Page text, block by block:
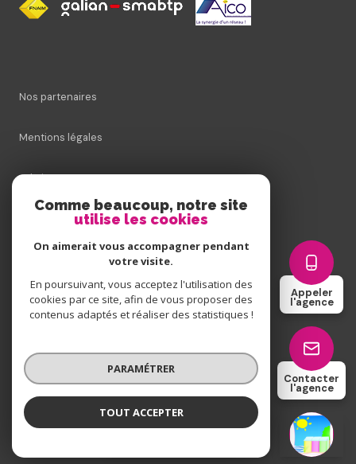
L'Agence de Rang-du-Fliers
Appeler
l'agence
Contacter
l'agence
Nos partenaires
Mentions légales
Admin
Nos honoraires
Cookies
© 2026 | Tous droits réservés
Réalisé par
Comme beaucoup, notre site
utilise les cookies
On aimerait vous accompagner pendant
votre visite.
En poursuivant, vous acceptez l'utilisation des
cookies par ce site, afin de vous proposer des
contenus adaptés et réaliser des statistiques !
PARAMÉTRER
TOUT ACCEPTER